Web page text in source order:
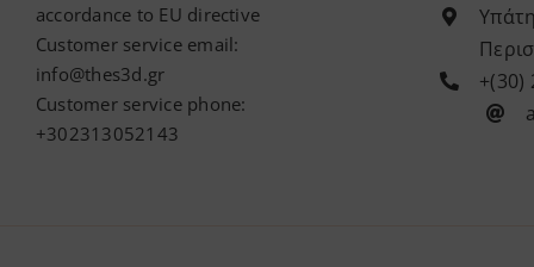
accordance to EU directive
Customer service email:
info@thes3d.gr
Customer service phone:
+302313052143
+(30)